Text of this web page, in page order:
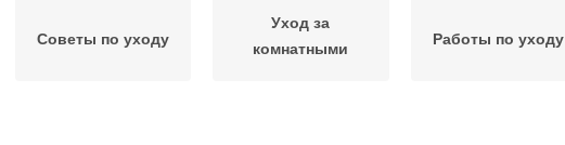
Советы по уходу
Уход за
комнатными
Работы по уходу